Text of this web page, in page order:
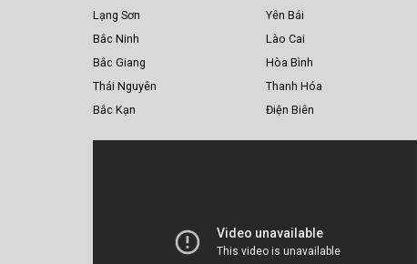
Lạng Sơn
Bắc Ninh
Bắc Giang
Thái Nguyên
Bắc Kạn
Yên Bái
Lào Cai
Hòa Bình
Thanh Hóa
Điện Biên